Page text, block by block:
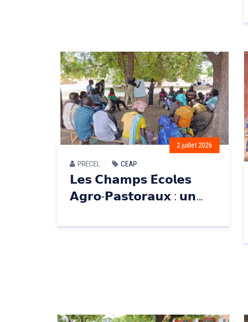
2 juillet 2026
PRECEL CEAP
𝗟𝗲𝘀 𝗖𝗵𝗮𝗺𝗽𝘀 𝗘́𝗰𝗼𝗹𝗲𝘀
𝗔𝗴𝗿𝗼-𝗣𝗮𝘀𝘁𝗼𝗿𝗮𝘂𝘅 : 𝘂𝗻
𝗱𝗶𝗳𝗳𝘂𝘀𝗶𝗼𝗻 𝗱𝗲𝘀 𝗯𝗼𝗻𝗻𝗲𝘀